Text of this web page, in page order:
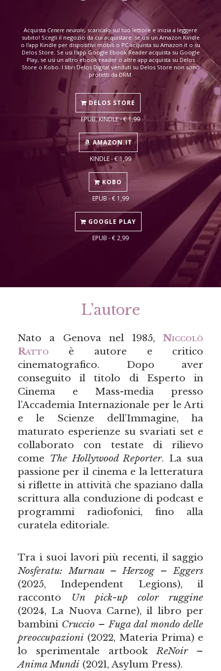
Acquista Cenere neurale, scaricalo sul tuo lettore e inizia a leggere
subito! Scegli il negozio da cui acquistare: se usi un Amazon Kindle
o l'app Kindle per dispositivi mobili o PC acquista su Amazon.it o su
Delos Store. Se usi l'app Google Ebook Reader acquista su Google
Play, se usi un altro ebook reader o altre app acquista su Delos
Store o Kobo. I libri Delos Digital venduti su Delos Store non sono
protetti da DRM.
DELOS STORE
EPUB, KINDLE - € 1,99
AMAZON.IT
KINDLE - € 1,99
KOBO
EPUB - € 1,99
GOOGLE PLAY
EPUB - € 2,99
L’autore
Nato a Genova nel 1985,Niccolò
Ratto è autore e critico
cinematografico. Dopo aver
conseguito il titolo di Esperto in
Cinema e Mass-media presso
l’Accademia Internazionale per le Arti
e le Scienze dell’Immagine, ha
maturato esperienze su svariati set e
collaborato con testate di rilievo
come The Hollywood Reporter. La sua
passione per il cinema e la letteratura
si riflette in attività che spaziano dalla
scrittura alla conduzione di podcast e
programmi radiofonici, fino alla
curatela editoriale.
Tra i suoi lavori più recenti, il saggio
Nosferatu: Murnau – Herzog – Eggers
(2025, Independent Legions), il
racconto Un pick-up color ruggine
(2024, La Nuova Carne), il libro per
bambini Cruccio – Fuga dal mondo delle
preoccupazioni(2022, Materia Prima) e
lo sperimentale artbookReNoir –
Anima Mundi(2021, Asylum Press).